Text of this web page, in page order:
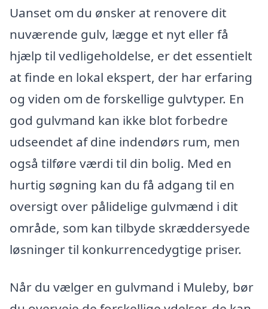
Uanset om du ønsker at renovere dit
nuværende gulv, lægge et nyt eller få
hjælp til vedligeholdelse, er det essentielt
at finde en lokal ekspert, der har erfaring
og viden om de forskellige gulvtyper. En
god gulvmand kan ikke blot forbedre
udseendet af dine indendørs rum, men
også tilføre værdi til din bolig. Med en
hurtig søgning kan du få adgang til en
oversigt over pålidelige gulvmænd i dit
område, som kan tilbyde skræddersyede
løsninger til konkurrencedygtige priser.
Når du vælger en gulvmand i Muleby, bør